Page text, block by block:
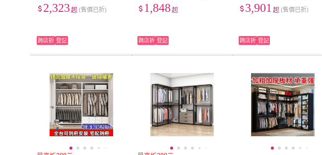
轉角衣櫃掛衣架洞洞闆衣帽
架落地臥室步入式衣帽間 落
2,323 起 (售價已折)
跨店折 登記
架子臥室鐵藝衣櫃落地組閤
掛衣架臥室鋼木衣櫃架
1,848 起
跨店折 登記
放式衣櫃衣架臥室落地日式
衣帽架掛衣架步入式衣帽間
3,901 起 (售價已折)
跨店折 登記